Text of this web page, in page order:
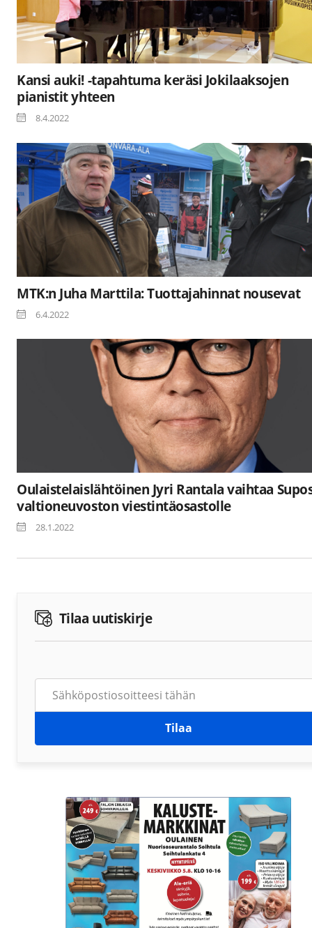
Kansi auki! -tapahtuma keräsi Jokilaaksojen
pianistit yhteen
8.4.2022
MTK:n Juha Marttila: Tuottajahinnat nousevat
6.4.2022
Oulaistelaislähtöinen Jyri Rantala vaihtaa
valtioneuvoston viestintäosastolle
28.1.2022
Tilaa uutiskirje
Tilaa